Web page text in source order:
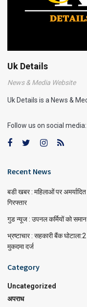
Uk Details
News & Media Website
Uk Details is a News &
Follow us on social media:
Recent News
बडी खबर : महिलाओं पर
गिरफ्तार
गुड न्यूज : उपनल कर्मियों को समान
भ्रष्टाचार : सहकारी बैंक
मुकदमा दर्ज
Category
Uncategorized
अपराध